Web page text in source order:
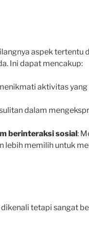
aspek tertentu
Ini dapat mencakup:
aktivitas
dalam
berinteraksi sosial:
lebih memilih untuk
tetapi sangat